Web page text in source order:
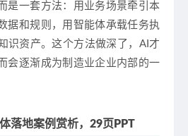
是一套方法：用业务场景牵引本
据和规则，用智能体承载任务执
识资产。这个方法做深了，AI才
会逐渐成为制造业企业内部的一
落地案例赏析，29页PPT